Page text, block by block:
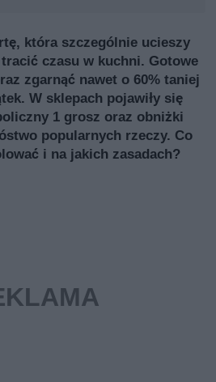
która szczególnie ucieszy
czasu w kuchni. Gotowe
zgarnąć nawet o 60% taniej
W sklepach pojawiły się
1 grosz oraz obniżki
popularnych rzeczy. Co
i na jakich zasadach?